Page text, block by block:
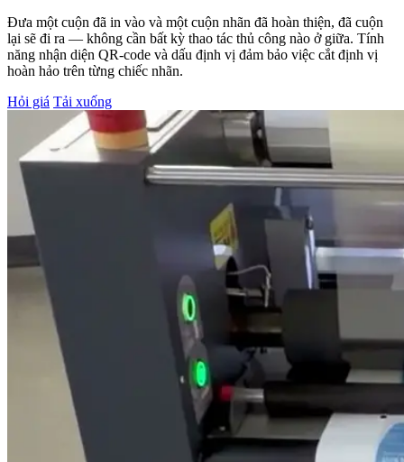
Đưa một cuộn đã in vào và một cuộn nhãn đã hoàn thiện, đã cuộn
lại sẽ đi ra — không cần bất kỳ thao tác thủ công nào ở giữa. Tính
năng nhận diện QR-code và dấu định vị đảm bảo việc cắt định vị
hoàn hảo trên từng chiếc nhãn.
Hỏi giá Tải xuống